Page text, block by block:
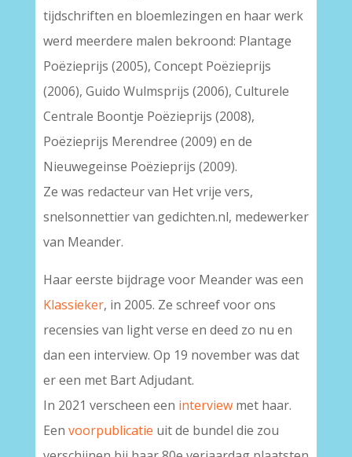
tijdschriften en bloemlezingen en haar werk
werd meerdere malen bekroond: Plantage
Poëzieprijs (2005), Concept Poëzieprijs
(2006), Guido Wulmsprijs (2006), Culturele
Centrale Boontje Poëzieprijs (2008),
Poëzieprijs Merendree (2009) en de
Nieuwegeinse Poëzieprijs (2009).
Ze was redacteur van Het vrije vers,
snelsonnettier van gedichten.nl, medewerker
van Meander.
Haar eerste bijdrage voor Meander was een
Klassieker, in 2005. Ze schreef voor ons
recensies van light verse en deed zo nu en
dan een interview. Op 19 november was dat
er een met Bart Adjudant.
In 2021 verscheen een interviewmet haar.
Een voorpublicatie uit de bundel die zou